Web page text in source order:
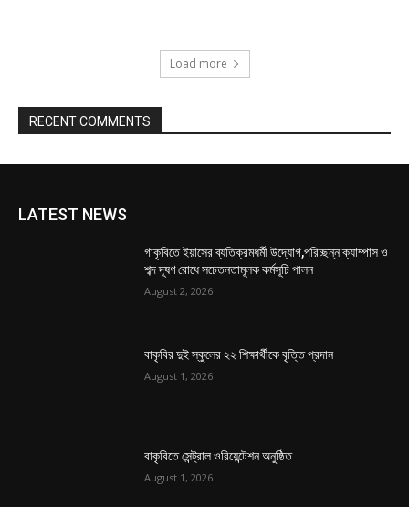
Load more
RECENT COMMENTS
LATEST NEWS
গাকৃবিতে ইয়াসের ব্যতিক্রমধর্মী উদ্যোগ,পরিচ্ছন্ন ক্যাম্পাস ও
শব্দ দূষণ রোধে সচেতনতামূলক কর্মসূচি পালন
August 2, 2026
বাকৃবির দুই স্কুলের ২২ শিক্ষার্থীকে বৃত্তি প্রদান
August 1, 2026
বাকৃবিতে সেন্ট্রাল ওরিয়েন্টেশন অনুষ্ঠিত
August 1, 2026